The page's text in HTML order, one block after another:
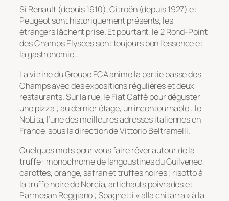
Si Renault (depuis 1910), Citroën (depuis 1927) et
Peugeot sont historiquement présents, les
étrangers lâchent prise. Et pourtant, le 2 Rond-Point
des Champs Elysées sent toujours bon l’essence et
la gastronomie…
La vitrine du Groupe FCA anime la partie basse des
Champs avec des expositions régulières et deux
restaurants. Sur la rue, le Fiat Caffè pour déguster
une pizza ; au dernier étage, un incontournable : le
NoLita, l’une des meilleures adresses italiennes en
France, sous la direction de Vittorio Beltramelli.
Quelques mots pour vous faire rêver autour de la
truffe : monochrome de langoustines du Guilvenec,
carottes, orange, safran et truffes noires ; risotto à
la truffe noire de Norcia, artichauts poivrades et
Parmesan Reggiano ; Spaghetti « alla chitarra » à la